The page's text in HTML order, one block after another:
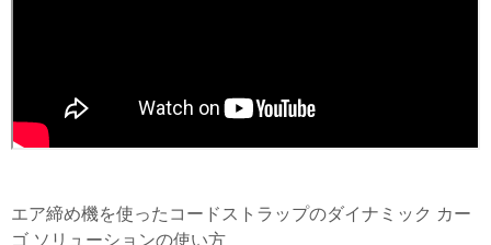
エア締め機を使ったコードストラップのダイナミック カー